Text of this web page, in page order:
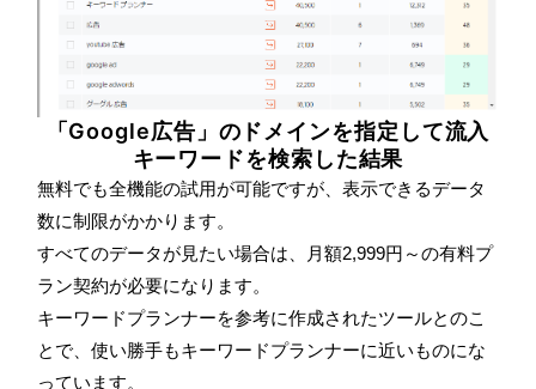
「Google広告」のドメインを指定して流入
キーワードを検索した結果
無料でも全機能の試用が可能ですが、表示できるデータ
数に制限がかかります。
すべてのデータが見たい場合は、月額2,999円～の有料プ
ラン契約が必要になります。
キーワードプランナーを参考に作成されたツールとのこ
とで、使い勝手もキーワードプランナーに近いものにな
っています。